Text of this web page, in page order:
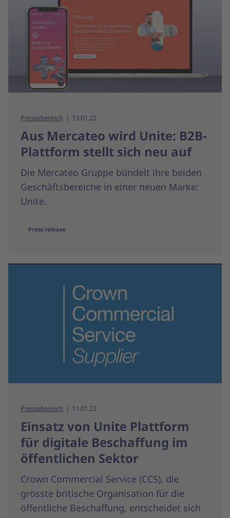
Pressebereich 13.01.22
Aus Mercateo wird Unite: B2B-
Plattform stellt sich neu auf
Die Mercateo Gruppe bündelt ihre beiden
Geschäftsbereiche in einer neuen Marke:
Unite.
Press release
Pressebereich 11.01.22
Einsatz von Unite Plattform
für digitale Beschaffung im
öffentlichen Sektor
Crown Commercial Service (CCS), die
grösste britische Organisation für die
öffentliche Beschaffung, entscheidet sich